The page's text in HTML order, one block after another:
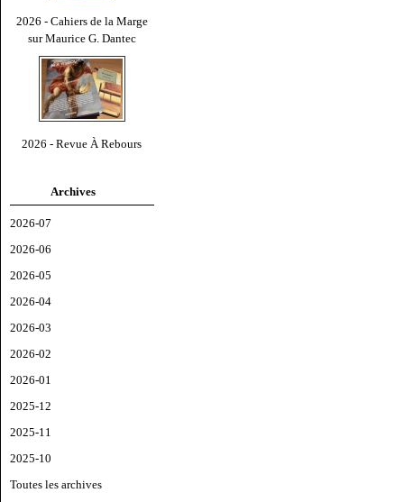
2026 - Cahiers de la Marge
sur Maurice G. Dantec
2026 - Revue À Rebours
Archives
2026-07
2026-06
2026-05
2026-04
2026-03
2026-02
2026-01
2025-12
2025-11
2025-10
Toutes les archives